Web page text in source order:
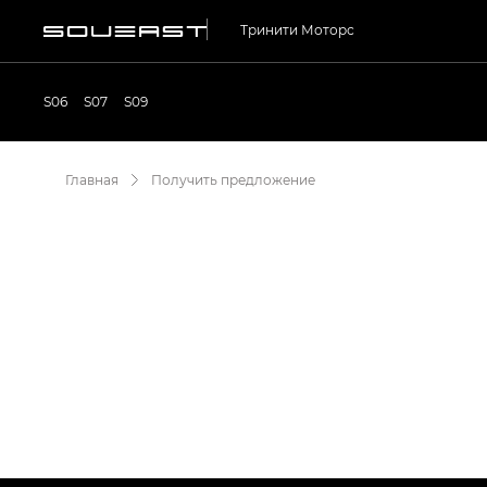
Тринити Моторс
S06 S07 S09
Главная Получить предложение